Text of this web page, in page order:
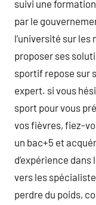
suivi une
par le
l’université sur les
proposer ses
sportif repose sur
expert. si vous
sport pour vous
vos fièvres, fiez-
un bac+5 et
d’expérience
vers les
perdre du poids,